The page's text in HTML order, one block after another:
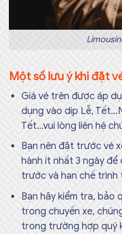
Một số lưu ý khi đặt
Giá vé trên được áp
dụng vào dịp Lễ,
Tết…vui lòng liên hệ
Bạn nên đặt trước vé
hành ít nhất 3 ngày
trước và hạn chế trình
Bạn hãy kiểm tra, bảo
trong chuyến xe,
trong trường hợp quý